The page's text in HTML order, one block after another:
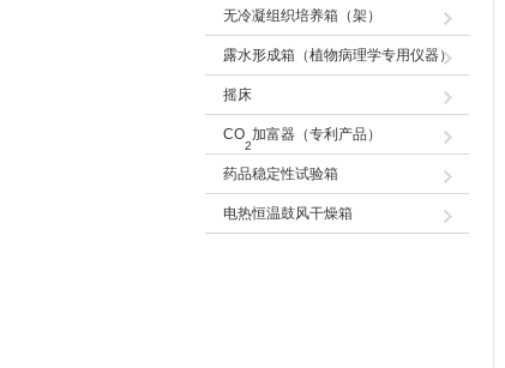
无冷凝组织培养箱（架）
露水形成箱（植物病理学专用仪器）
摇床
CO
2
加富器（专利产品）
药品稳定性试验箱
电热恒温鼓风干燥箱